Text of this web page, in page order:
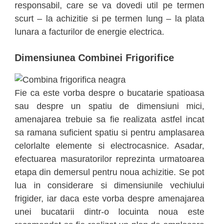
responsabil, care se va dovedi util pe termen
scurt – la achizitie si pe termen lung – la plata
lunara a facturilor de energie electrica.
Dimensiunea Combinei Frigorifice
Fie ca este vorba despre o bucatarie spatioasa
sau despre un spatiu de dimensiuni mici,
amenajarea trebuie sa fie realizata astfel incat
sa ramana suficient spatiu si pentru amplasarea
celorlalte elemente si electrocasnice. Asadar,
efectuarea masuratorilor reprezinta urmatoarea
etapa din demersul pentru noua achizitie. Se pot
lua in considerare si dimensiunile vechiului
frigider, iar daca este vorba despre amenajarea
unei bucatarii dintr-o locuinta noua este